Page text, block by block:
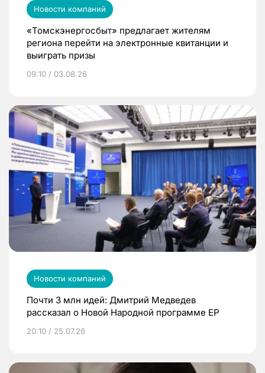
Новости компаний
«Томскэнергосбыт» предлагает жителям
региона перейти на электронные квитанции и
выиграть призы
09:10 / 03.08.26
Новости компаний
Почти 3 млн идей: Дмитрий Медведев
рассказал о Новой Народной программе ЕР
20:10 / 25.07.26